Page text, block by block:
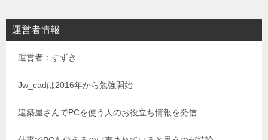
ビ
ゲ
運営者情報
運営者：すずき
Jw_cadは2016年から勉強開始
建築屋さんでPCを使う人のお役立ち情報を発信